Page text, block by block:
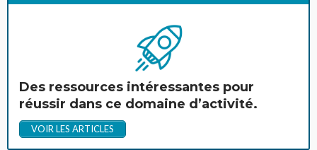
Des ressources intéressantes pour
réussir dans ce domaine d’activité.
VOIR LES ARTICLES